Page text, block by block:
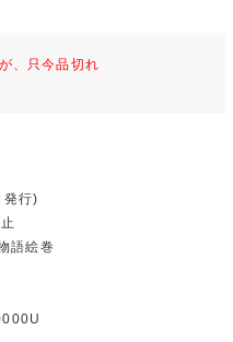
、只今品切れ
行)
語絵巻